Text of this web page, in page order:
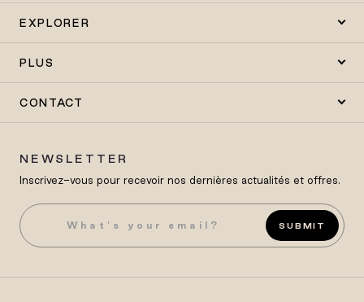
EXPLORER
PLUS
CONTACT
NEWSLETTER
Inscrivez-vous pour recevoir nos dernières actualités et offres.
SUBMIT